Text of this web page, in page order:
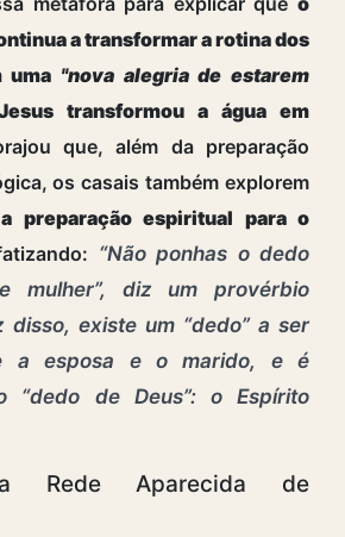
a transformar a rotina dos
uma "nova alegria de estarem
transformou a água em
que, além da preparação
os casais também explorem
a preparação espiritual para o
“Não ponhas o dedo
mulher”, diz um provérbio
disso, existe um “dedo” a ser
a esposa e o marido, e é
“dedo de Deus”: o Espírito
Rede Aparecida de